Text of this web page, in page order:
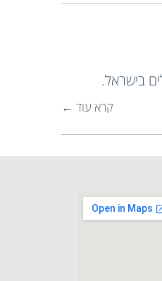
בישראל.
קרא עוד ←